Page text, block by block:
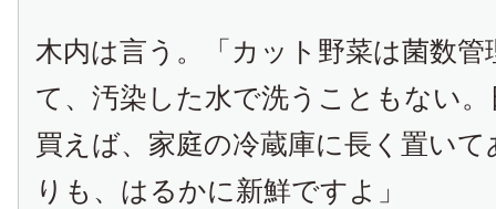
木内は言う。「カット野菜は菌数
て、汚染した水で洗うこともない
買えば、家庭の冷蔵庫に長く置い
りも、はるかに新鮮ですよ」